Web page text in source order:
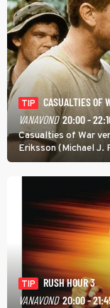
TIP
CASUALTIES OF
VANAVOND 20:00 -
Casualties of War
Eriksson (Michael J.
tijdens de
TIP
RUSH HOUR 3
VANAVOND 20:00 -